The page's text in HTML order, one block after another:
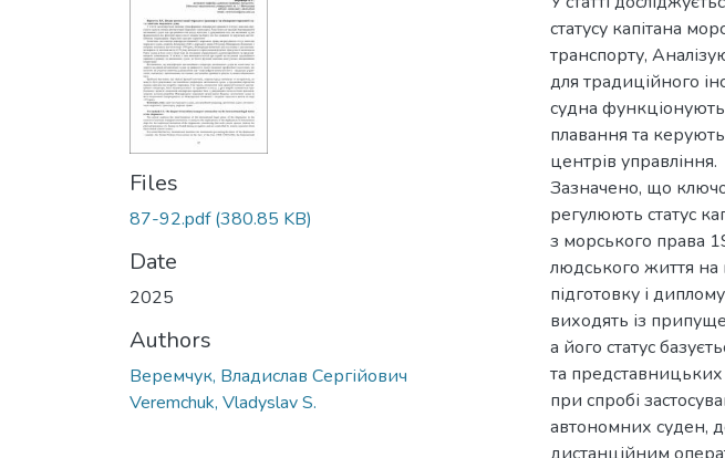
Files
87-92.pdf(380.85 KB)
Date
2025
Authors
Веремчук, Владислав Сергійович
Veremchuk, Vladyslav S.
статусу капітана
транспорту,
для традиційного
судна функціонують
плавання та
центрів управління.
Зазначено, що
регулюють статус
з морського права
людського життя
підготовку і
виходять із
а його статус
та
при спробі
автономних суден,